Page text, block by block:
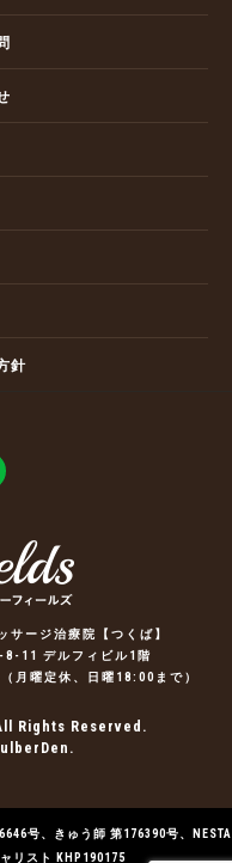
針
ージ治療院【つくば】
11 デルフィビル1階
曜定休、日曜18:00まで）
Rights Reserved.
号、きゅう師 第176390号、NESTA
リスト KHP190175